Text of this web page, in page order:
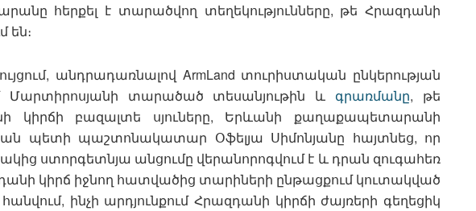
հերքել է տարածվող տեղեկությունները, թե Հրազդանի
են։
անդրադառնալով ArmLand տուրիստական ընկերության
Մարտիրոսյանի տարածած տեսանյութին և գրառմանը, թե
կիրճի բազալտե սյուները, Երևանի քաղաքապետարանի
պետի պաշտոնակատար Օֆելյա Սիմոնյանը հայտնեց, որ
ստորգետնյա անցումը վերանորոգվում է և դրան զուգահեռ
կիրճ իջնող հատվածից տարիների ընթացքում կուտակված
ինչի արդյունքում Հրազդանի կիրճի ժայռերի գեղեցիկ